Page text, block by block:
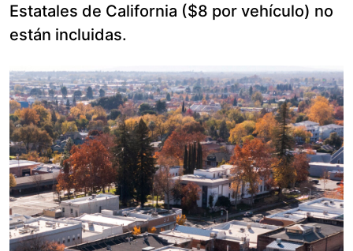
Estatales de California ($8 por vehículo) no
están incluidas.